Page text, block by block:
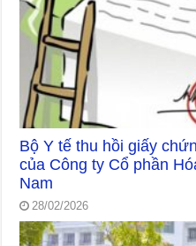
Bộ Y tế thu hồi giấy
của Công ty Cổ phần
Nam
28/02/2026